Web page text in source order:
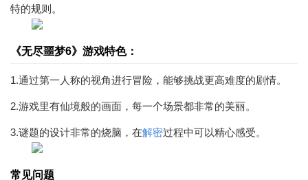
特的规则。
《无尽噩梦6》游戏特色：
1.通过第一人称的视角进行冒险，能够挑战更高难度的剧情。
2.游戏里有仙境般的画面，每一个场景都非常的美丽。
3.谜题的设计非常的烧脑，在解密过程中可以精心感受。
常见问题